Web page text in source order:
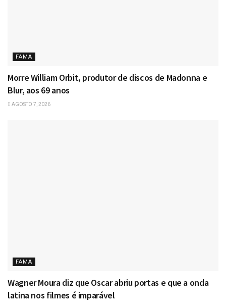
FAMA
Morre William Orbit, produtor de discos de Madonna e
Blur, aos 69 anos
AGOSTO 7, 2026
FAMA
Wagner Moura diz que Oscar abriu portas e que a onda
latina nos filmes é imparável